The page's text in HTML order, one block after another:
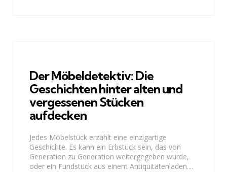
Der Möbeldetektiv: Die
Geschichten hinter alten und
vergessenen Stücken
aufdecken
Jedes Möbelstück erzählt eine einzigartige
Geschichte. Es kann ein Erbstück sein, das von
Generation zu Generation weitergegeben wurde,
oder ein Fundstück aus einem Antiquitätenladen....